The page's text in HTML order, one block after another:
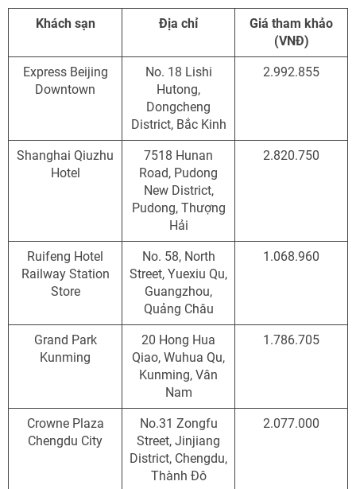
Khách sạn Địa chỉ
Giá tham khảo
(VNĐ)
Express Beijing
Downtown
No. 18 Lishi
Hutong,
Dongcheng
District, Bắc Kinh
2.992.855
Shanghai Qiuzhu
Hotel
7518 Hunan
Road, Pudong
New District,
Pudong, Thượng
Hải
2.820.750
Ruifeng Hotel
Railway Station
Store
No. 58, North
Street, Yuexiu Qu,
Guangzhou,
Quảng Châu
1.068.960
Grand Park
Kunming
20 Hong Hua
Qiao, Wuhua Qu,
Kunming, Vân
Nam
1.786.705
Crowne Plaza
Chengdu City
No.31 Zongfu
Street, Jinjiang
District, Chengdu,
Thành Đô
2.077.000